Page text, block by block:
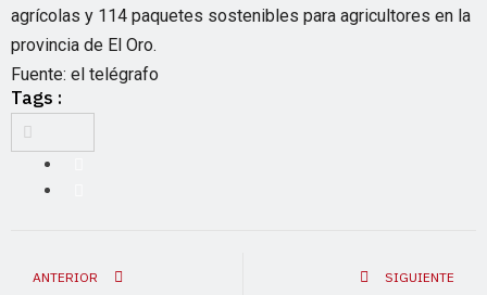
agrícolas y 114 paquetes sostenibles para agricultores en la
provincia de El Oro.
Fuente: el telégrafo
Tags :
ANTERIOR SIGUIENTE